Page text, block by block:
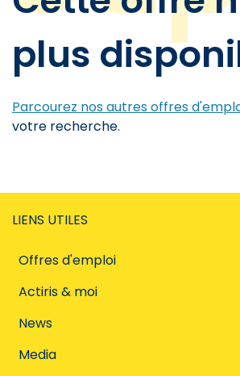
plus
Parcourez nos autres offres
votre recherche.
LIENS UTILES
Offres d'emploi
Actiris & moi
News
Media